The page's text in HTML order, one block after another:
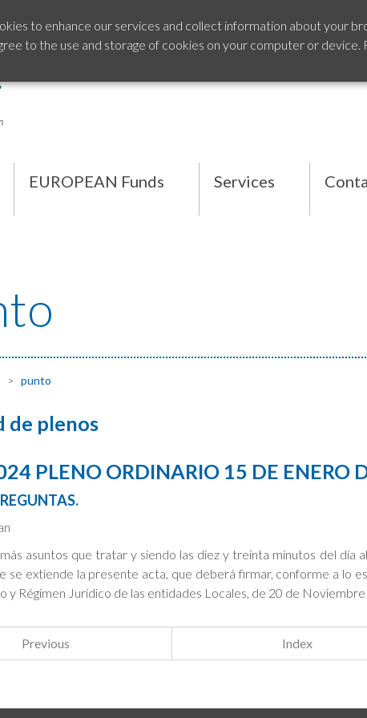
EUROPEAN Funds Services
punto
de plenos
PLENO ORDINARIO 15 DE ENERO
asuntos que tratar y siendo las diez y treinta minutos del día
se extiende la presente acta, que deberá firmar, conforme a lo
y Régimen Jurídico de las entidades Locales, de 20 de
Previous Index
to enhance our services and collect information about your
to the use and storage of cookies on your computer or device.